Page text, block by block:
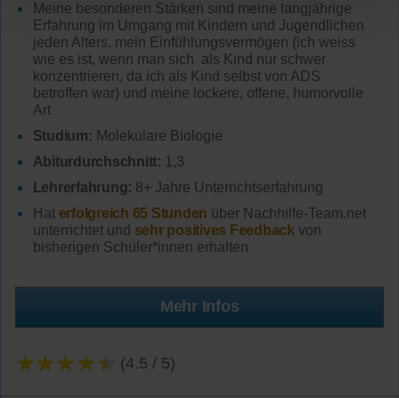
Meine besonderen Stärken sind meine langjährige
Erfahrung im Umgang mit Kindern und Jugendlichen
jeden Alters, mein Einfühlungsvermögen (ich weiss
wie es ist, wenn man sich als Kind nur schwer
konzentrieren, da ich als Kind selbst von ADS
betroffen war) und meine lockere, offene, humorvolle
Art
Studium: Molekulare Biologie
Abiturdurchschnitt: 1,3
Lehrerfahrung: 8+ Jahre Unterrichtserfahrung
Hat erfolgreich 65 Stunden über Nachhilfe-Team.net
unterrichtet und sehr positives Feedback von
bisherigen Schüler*innen erhalten
Mehr Infos
★★★★★ (4.5 / 5)